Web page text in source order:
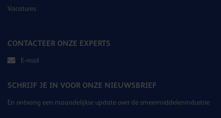
Vacatures
CONTACTEER ONZE EXPERTS
E-mail
SCHRIJF JE IN VOOR ONZE NIEUWSBRIEF
En ontvang een maandelijkse update over de smeermiddelenindustrie